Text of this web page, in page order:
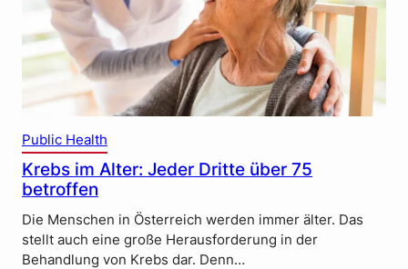
Public Health
Krebs im Alter: Jeder Dritte über 75
betroffen
Die Menschen in Österreich werden immer älter. Das
stellt auch eine große Herausforderung in der
Behandlung von Krebs dar. Denn…